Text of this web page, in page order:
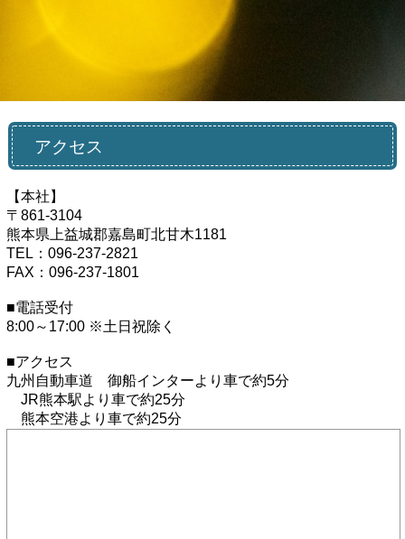
アクセス
【本社】
〒861-3104
熊本県上益城郡嘉島町北甘木1181
TEL：096-237-2821
FAX：096-237-1801
■電話受付
8:00～17:00 ※土日祝除く
■アクセス
九州自動車道 御船インターより車で約5分
JR熊本駅より車で約25分
熊本空港より車で約25分